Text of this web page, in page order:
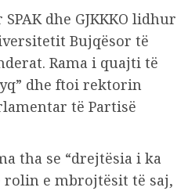
dhe GJKKKO lidhur
Bujqësor të
Rama i quajti të
dhe ftoi rektorin
të Partisë
tha se “drejtësia i ka
rolin e mbrojtësit të saj,